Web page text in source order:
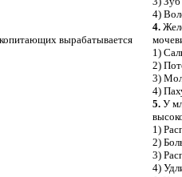
вырабатывается
4)
4.
1)
2)
3)
4)
5. У
1)
2)
3)
4)